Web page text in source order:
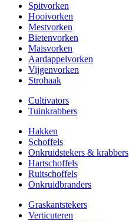
Spitvorken
Hooivorken
Mestvorken
Bietenvorken
Maisvorken
Aardappelvorken
Vijgenvorken
Strohaak
Cultivators
Tuinkrabbers
Hakken
Schoffels
Onkruidstekers & krabbers
Hartschoffels
Ruitschoffels
Onkruidbranders
Graskantstekers
Verticuteren